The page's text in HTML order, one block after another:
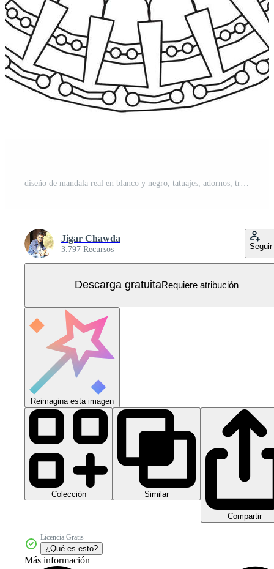
Jigar Chawda
3.797 Recursos Seguir
Descarga gratuitaRequiere atribución
Reimagina esta imagen
Colección Similar
Compartir
Licencia Gratis
¿Qué es esto?
Más información